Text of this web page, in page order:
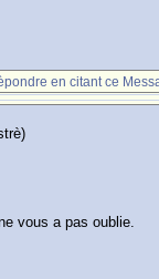
en citant ce
vous a pas oublie.